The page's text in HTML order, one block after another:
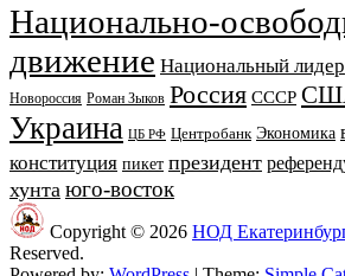
Национально-
движение Национальный лидер
Новороссия Роман Зыков Россия СССР
Украина ЦБ РФ Центробанк Экономика
конституция пикет президент
хунта юго-восток
Copyright © 2026 НОД
Reserved.